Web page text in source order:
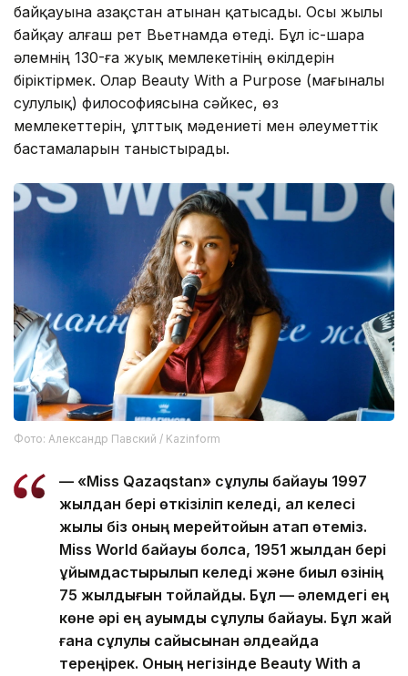
байқауына Қазақстан атынан қатысады. Осы жылы
байқау алғаш рет Вьетнамда өтеді. Бұл іс-шара
әлемнің 130-ға жуық мемлекетінің өкілдерін
біріктірмек. Олар Beauty With a Purpose (мағыналы
сулулық) философиясына сәйкес, өз
мемлекеттерін, ұлттық мәдениеті мен әлеуметтік
бастамаларын таныстырады.
Фото: Александр Павский / Kazinform
— «Miss Qazaqstan» сұлулық байқауы 1997
жылдан бері өткізіліп келеді, ал келесі
жылы біз оның мерейтойын атап өтеміз.
Miss World байқауы болса, 1951 жылдан бері
ұйымдастырылып келеді және биыл өзінің
75 жылдығын тойлайды. Бұл — әлемдегі ең
көне әрі ең ауқымды сұлулық байқауы. Бұл жай
ғана сұлулық сайысынан әлдеқайда
тереңірек. Оның негізінде Beauty With a